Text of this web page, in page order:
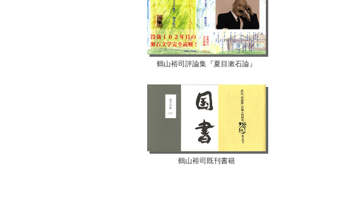
鶴山裕司評論集『夏目漱石論』
鶴山裕司既刊書籍